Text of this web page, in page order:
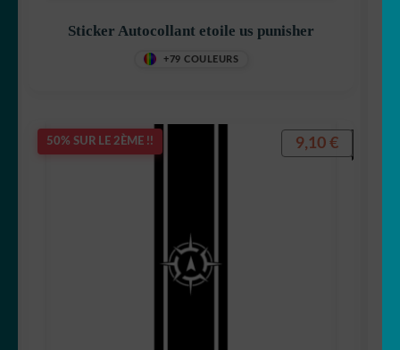
Sticker Autocollant etoile us punisher
+79 COULEURS
50% SUR LE 2ÈME !! 9,10 €